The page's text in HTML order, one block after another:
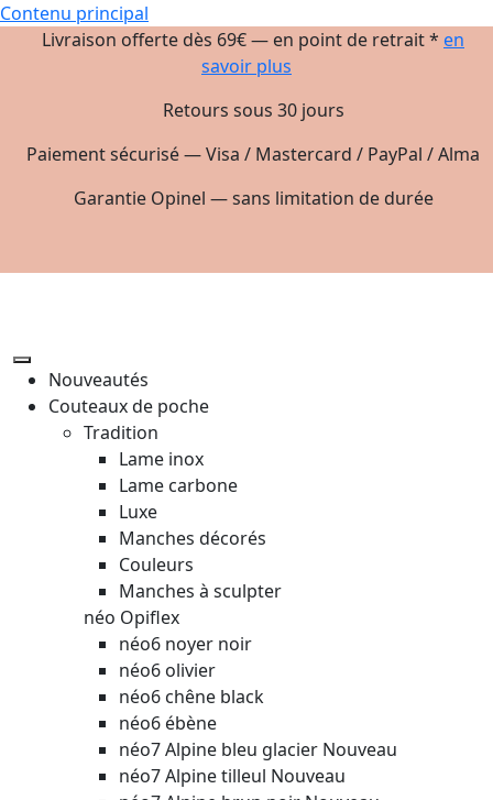
Contenu principal
Livraison offerte dès 69€ — en point de retrait * en
savoir plus
Retours sous 30 jours
Paiement sécurisé — Visa / Mastercard / PayPal / Alma
Garantie Opinel — sans limitation de durée
Nouveautés
Couteaux de poche
Tradition
Lame inox
Lame carbone
Luxe
Manches décorés
Couleurs
Manches à sculpter
néo Opiflex
néo6 noyer noir
néo6 olivier
néo6 chêne black
néo6 ébène
néo7 Alpine bleu glacier Nouveau
néo7 Alpine tilleul Nouveau